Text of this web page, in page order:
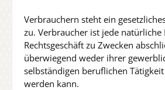
Verbrauchern steht ein
zu. Verbraucher ist jede natürliche
Rechtsgeschäft zu Zwecken
überwiegend weder ihrer
selbständigen beruflichen
werden kann.